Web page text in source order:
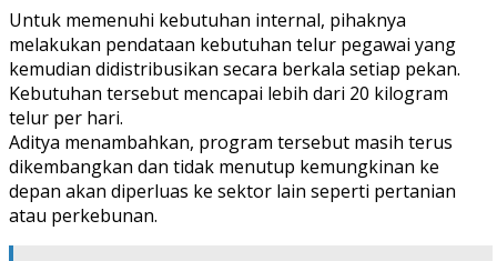
Untuk memenuhi kebutuhan internal, pihaknya
melakukan pendataan kebutuhan telur pegawai yang
kemudian didistribusikan secara berkala setiap pekan.
Kebutuhan tersebut mencapai lebih dari 20 kilogram
telur per hari.
Aditya menambahkan, program tersebut masih terus
dikembangkan dan tidak menutup kemungkinan ke
depan akan diperluas ke sektor lain seperti pertanian
atau perkebunan.